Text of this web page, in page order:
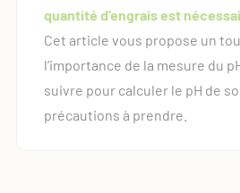
quantité d’engrais est
Cet article vous propose un
l’importance de la mesure du
suivre pour calculer le pH de
précautions à prendre.